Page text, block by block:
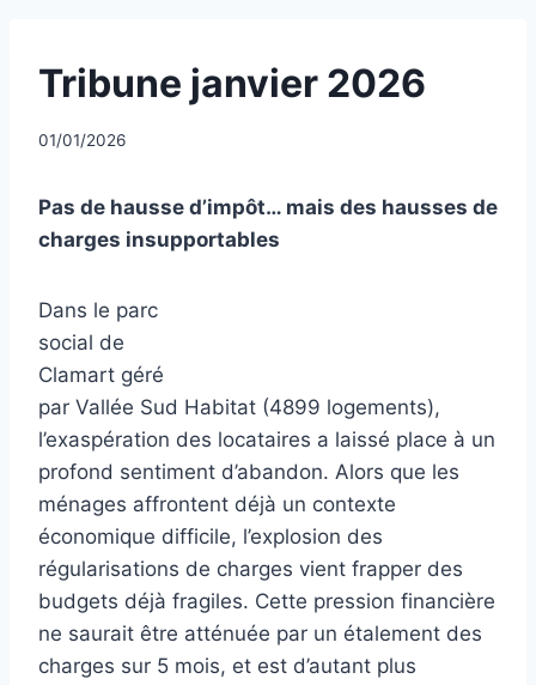
UNCATEGORIZED
Tribune janvier 2026
Par
01/01/2026
Pas de hausse d’impôt… mais des hausses de
charges insupportables
Dans le parc
social de
Clamart géré
par Vallée Sud Habitat (4899 logements),
l’exaspération des locataires a laissé place à un
profond sentiment d’abandon. Alors que les
ménages affrontent déjà un contexte
économique difficile, l’explosion des
régularisations de charges vient frapper des
budgets déjà fragiles. Cette pression financière
ne saurait être atténuée par un étalement des
charges sur 5 mois, et est d’autant plus